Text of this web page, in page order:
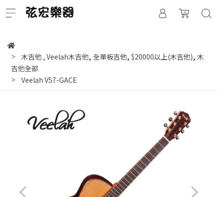
木吉他 , Veelah木吉他, 全單板吉他, $20000以上(木吉他), 木
吉他全部
Veelah V57-GACE